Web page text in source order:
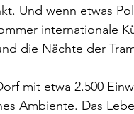
Und wenn etwas
internationale
die Nächte der
mit etwa 2.500
Ambiente. Das